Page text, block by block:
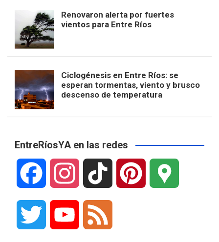
Renovaron alerta por fuertes
vientos para Entre Ríos
Ciclogénesis en Entre Ríos: se
esperan tormentas, viento y brusco
descenso de temperatura
EntreRíosYA en las redes